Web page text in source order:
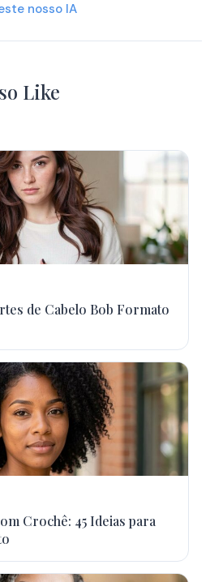
nosso IA
Like
de Cabelo Bob Formato
Crochê: 45 Ideias para